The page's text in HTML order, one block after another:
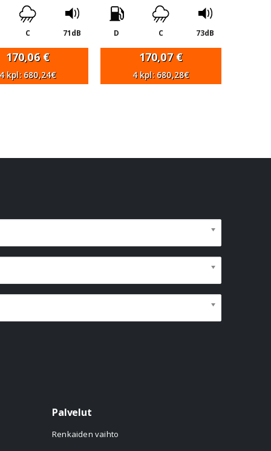
C 71dB
170,06 €
kpl: 680,24€
D C 73dB
170,07 €
4 kpl: 680,28€
Palvelut
Renkaiden vaihto